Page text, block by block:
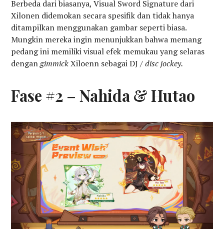
Berbeda dari biasanya, Visual Sword Signature dari
Xilonen didemokan secara spesifik dan tidak hanya
ditampilkan menggunakan gambar seperti biasa.
Mungkin mereka ingin menunjukkan bahwa memang
pedang ini memiliki visual efek memukau yang selaras
dengangimmickXiloenn sebagai DJ /disc jockey.
Fase #2 – Nahida & Hutao